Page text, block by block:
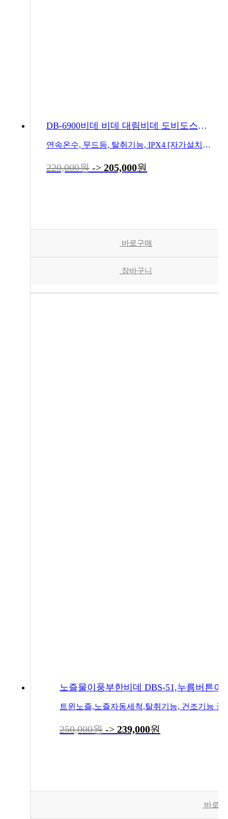
DB-6900비데 비데 대림비데 도비도스비데
연속온수, 무드등, 탈취기능, IPX4 [자가설치기준입니다]
220,000원 ->205,000원
바로구매
장바구니
노즐물이풍부한비데 DBS-51,누름버튼이
250,000원 ->239,000원
바로